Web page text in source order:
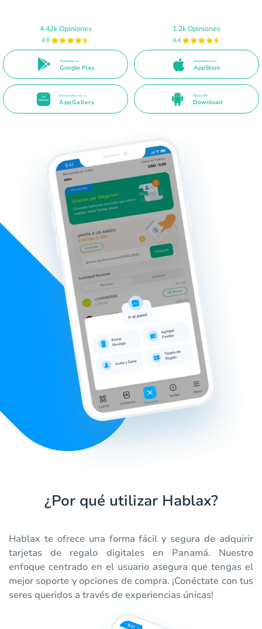
4.42k Opiniones
4.8
Disponible en
Google Play
1.2k Opiniones
4.4
Disponible en la
AppStore
Disponible en la
AppGallery
Direct APK
Download
¿Por qué utilizar Hablax?
Hablax te ofrece una forma fácil y segura de adquirir
tarjetas de regalo digitales en Panamá. Nuestro
enfoque centrado en el usuario asegura que tengas el
mejor soporte y opciones de compra. ¡Conéctate con tus
seres queridos a través de experiencias únicas!